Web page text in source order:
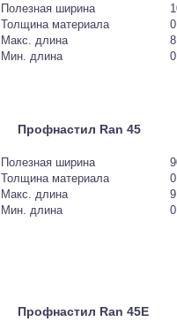
Полезная ширина
Толщина материала
Макс. длина
Мин. длина
Профнастил Ran 45
Полезная ширина
Толщина материала
Макс. длина
Мин. длина
Профнастил Ran 45E